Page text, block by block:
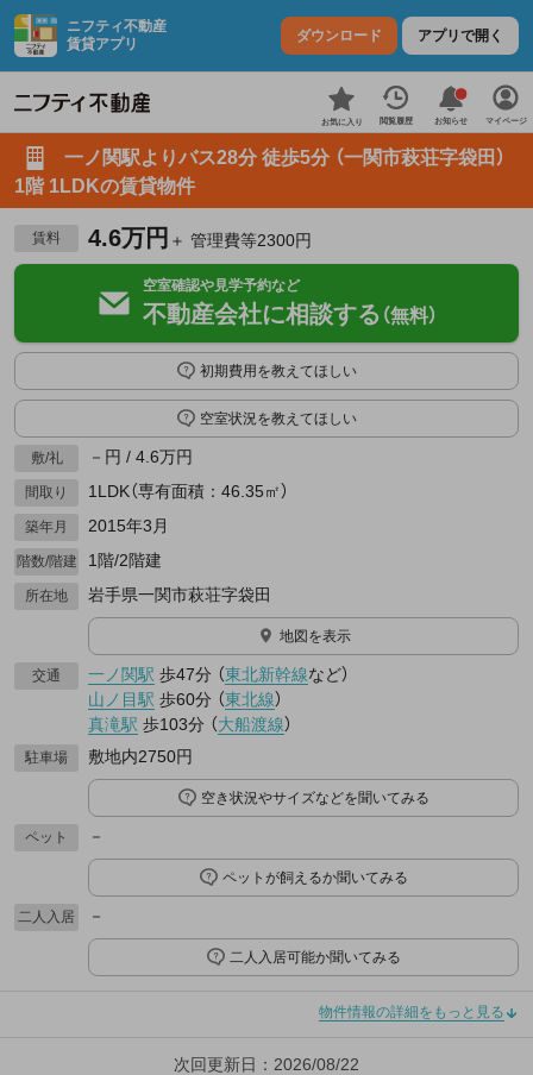
ニフティ不動産
賃貸アプリ
ダウンロード アプリで開く
お気に入り 閲覧履歴 お知らせ マイページ
一ノ関駅よりバス28分 徒歩5分 （一関市萩荘字袋田）
1階 1LDKの賃貸物件
賃料 4.6万円 ＋ 管理費等2300円
空室確認や見学予約など
不動産会社に相談する （無料）
初期費用を教えてほしい
空室状況を教えてほしい
敷/礼 －円 / 4.6万円
間取り 1LDK（専有面積：46.35㎡）
築年月 2015年3月
階数/階建 1階/2階建
所在地 岩手県一関市萩荘字袋田
地図を表示
交通 一ノ関駅 歩47分 （東北新幹線など）
山ノ目駅 歩60分 （東北線）
真滝駅 歩103分 （大船渡線）
駐車場 敷地内2750円
空き状況やサイズなどを聞いてみる
ペット －
ペットが飼えるか聞いてみる
二人入居 －
二人入居可能か聞いてみる
物件情報の詳細をもっと見る
次回更新日：2026/08/22